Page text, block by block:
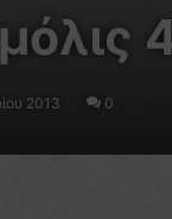
2013 0